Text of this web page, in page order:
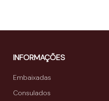
INFORMAÇÕES
Embaixadas
Consulados